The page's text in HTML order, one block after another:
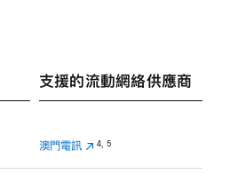
支援的流動網絡供應商
澳門電訊 4 5